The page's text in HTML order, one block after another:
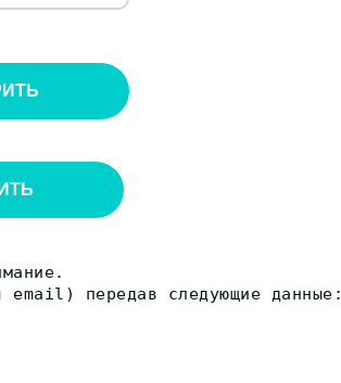
email) передав следующие данные: